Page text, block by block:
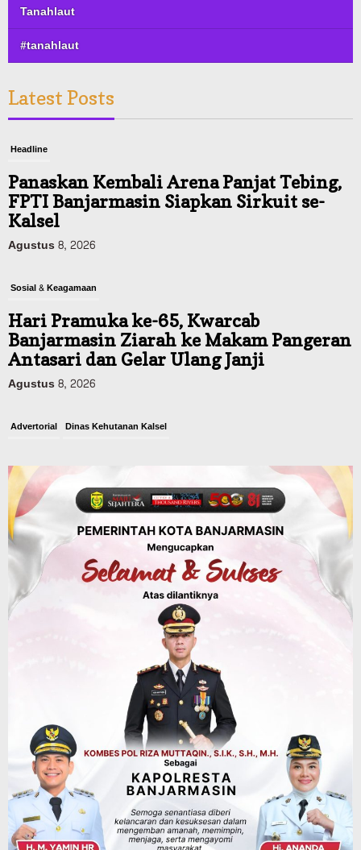
Tanahlaut
#tanahlaut
Latest Posts
Headline
Panaskan Kembali Arena Panjat Tebing,
FPTI Banjarmasin Siapkan Sirkuit se-
Kalsel
Agustus 8, 2026
Sosial & Keagamaan
Hari Pramuka ke-65, Kwarcab
Banjarmasin Ziarah ke Makam Pangeran
Antasari dan Gelar Ulang Janji
Agustus 8, 2026
Advertorial Dinas Kehutanan Kalsel
Tahura Sultan Adam Berhasil
Dikendalikan
Agustus 8, 2026
Headline
Polres Banjarbaru Selidiki Penyebab
Karhutla di Cempaka, Pemilik Lahan
Mulai Dimintai Keterangan
Jalan Lingkar Selatan Banjarbaru
Hubungkan Daerah Palam, Guntung
Manggis, hingga Batibati, Target Urai
Kemacetan dan Buka Kawasan Baru
Agustus 8, 2026